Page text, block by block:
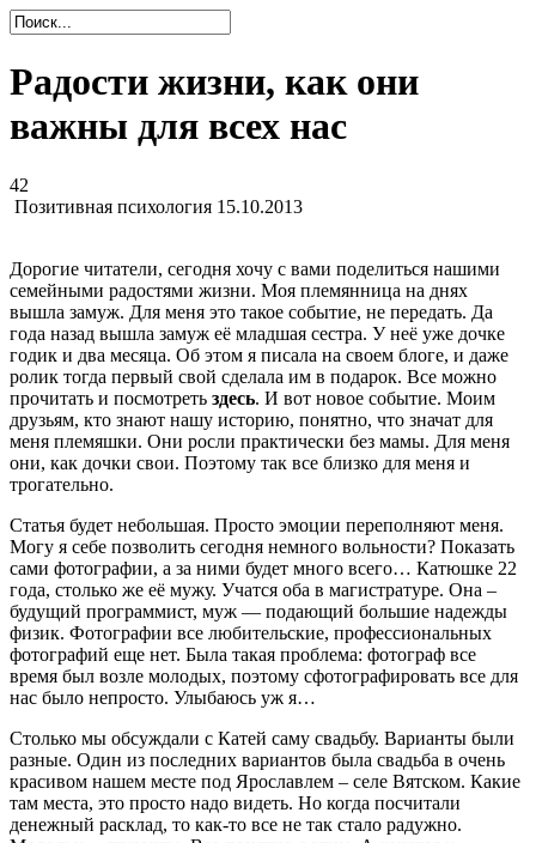
Радости жизни, как они
важны для всех нас
42
Позитивная психология 15.10.2013
Дорогие читатели, сегодня хочу с вами поделиться нашими
семейными радостями жизни. Моя племянница на днях
вышла замуж. Для меня это такое событие, не передать. Да
года назад вышла замуж её младшая сестра. У неё уже дочке
годик и два месяца. Об этом я писала на своем блоге, и даже
ролик тогда первый свой сделала им в подарок. Все можно
прочитать и посмотреть здесь. И вот новое событие. Моим
друзьям, кто знают нашу историю, понятно, что значат для
меня племяшки. Они росли практически без мамы. Для меня
они, как дочки свои. Поэтому так все близко для меня и
трогательно.
Статья будет небольшая. Просто эмоции переполняют меня.
Могу я себе позволить сегодня немного вольности? Показать
сами фотографии, а за ними будет много всего… Катюшке 22
года, столько же её мужу. Учатся оба в магистратуре. Она –
будущий программист, муж — подающий большие надежды
физик. Фотографии все любительские, профессиональных
фотографий еще нет. Была такая проблема: фотограф все
время был возле молодых, поэтому сфотографировать все для
нас было непросто. Улыбаюсь уж я…
Столько мы обсуждали с Катей саму свадьбу. Варианты были
разные. Один из последних вариантов была свадьба в очень
красивом нашем месте под Ярославлем – селе Вятском. Какие
там места, это просто надо видеть. Но когда посчитали
денежный расклад, то как-то все не так стало радужно.